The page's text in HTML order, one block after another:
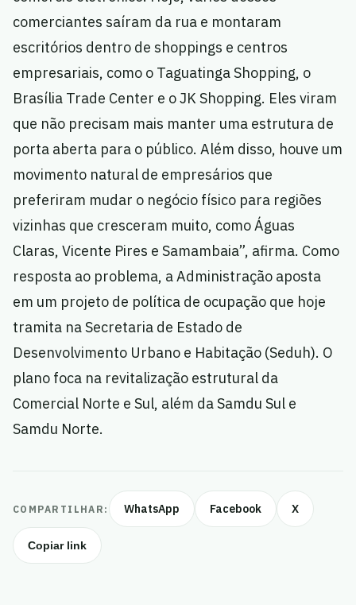
comerciantes saíram da rua e montaram
escritórios dentro de shoppings e centros
empresariais, como o Taguatinga Shopping, o
Brasília Trade Center e o JK Shopping. Eles viram
que não precisam mais manter uma estrutura de
porta aberta para o público. Além disso, houve um
movimento natural de empresários que
preferiram mudar o negócio físico para regiões
vizinhas que cresceram muito, como Águas
Claras, Vicente Pires e Samambaia”, afirma. Como
resposta ao problema, a Administração aposta
em um projeto de política de ocupação que hoje
tramita na Secretaria de Estado de
Desenvolvimento Urbano e Habitação (Seduh). O
plano foca na revitalização estrutural da
Comercial Norte e Sul, além da Samdu Sul e
Samdu Norte.
COMPARTILHAR: WhatsApp Facebook X
Copiar link